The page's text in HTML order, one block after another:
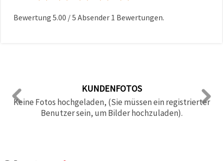
Bewertung 5.00 /5 Absender 1 Bewertungen.
KUNDENFOTOS
Keine Fotos hochgeladen, (Sie müssen ein registrierter
Benutzer sein, um Bilder hochzuladen).